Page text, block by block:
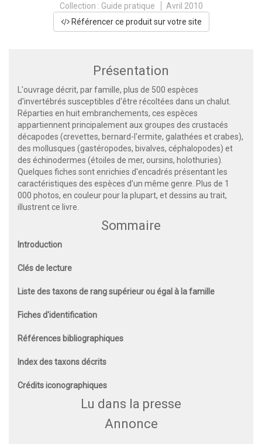
Collection : Guide pratique
Avril 2010
Référencer ce produit sur votre site
Présentation
L'ouvrage décrit, par famille, plus de 500 espèces
d'invertébrés susceptibles d'être récoltées dans un chalut.
Réparties en huit embranchements, ces espèces
appartiennent principalement aux groupes des crustacés
décapodes (crevettes, bernard-l'ermite, galathées et crabes),
des mollusques (gastéropodes, bivalves, céphalopodes) et
des échinodermes (étoiles de mer, oursins, holothuries).
Quelques fiches sont enrichies d'encadrés présentant les
caractéristiques des espèces d’un même genre. Plus de 1
000 photos, en couleur pour la plupart, et dessins au trait,
illustrent ce livre.
Sommaire
Introduction
Clés de lecture
Liste des taxons de rang supérieur ou égal à la famille
Fiches d'identification
Références bibliographiques
Index des taxons décrits
Crédits iconographiques
Lu dans la presse
Annonce